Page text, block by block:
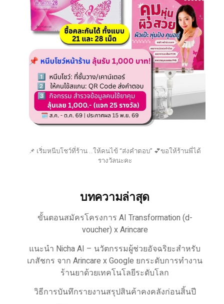
📌 เริ่มหนีบโชว์ที่ร้าน ..ให้คนไข้ “ส่งคำตอบ” 💕ขอให้ร้านพี่ได้
รางวัลนะคะ
บทความล่าสุด
ขั้นตอนสมัครโครงการ AI Transformation (d-
voucher) x Arincare
แนะนำ Nicha AI – นวัตกรรมผู้ช่วยอัจฉริยะสำหรับ
เภสัชกร จาก Arincare x Google ยกระดับการทำงาน
ร้านยาด้วยเทคโนโลยีระดับโลก
วิธีการบันทึกรายงานสรุปสินค้าคงคลังก่อนสิ้นปี